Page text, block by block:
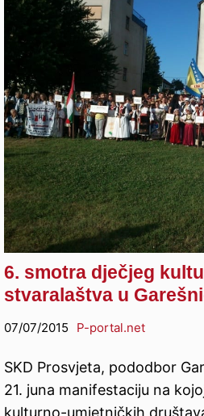
6. smotra dječjeg
stvaralaštva u
07/07/2015 P-portal.net
SKD Prosvjeta, pododbor
21. juna manifestaciju na
kulturno-umjetničkih